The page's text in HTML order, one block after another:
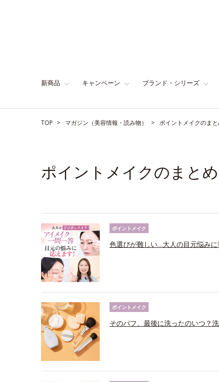
新商品 キャンペーン ブランド・シリーズ
TOP マガジン（美容情報・読み物） ポイントメイクのま
ポイントメイクのまとめ
ポイントメイク
色選びが難しい…大人の目元悩み
ポイントメイク
そのパフ、最後に洗ったのいつ？